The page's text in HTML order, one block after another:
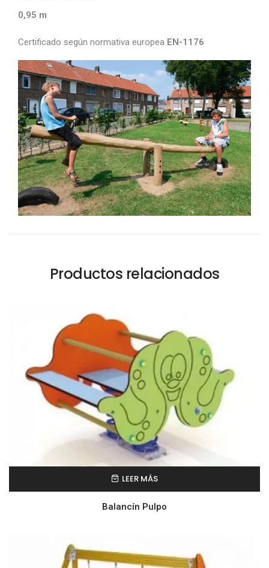
0,95 m
Certificado según normativa europea EN-1176
Productos relacionados
LEER MÁS
Balancín Pulpo